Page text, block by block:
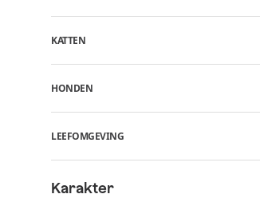
KATTEN
HONDEN
LEEFOMGEVING
Karakter